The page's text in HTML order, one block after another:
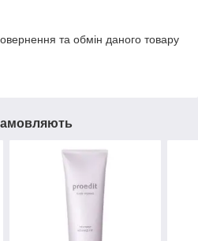
та обмін даного товару